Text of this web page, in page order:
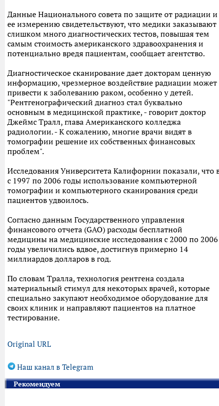
Данные Национального совета по защите от радиации и
ее измерению свидетельствуют, что медики заказывают
слишком много диагностических тестов, повышая тем
самым стоимость американского здравоохранения и
потенциально вредя пациентам, сообщает агентство.
Диагностическое сканирование дает докторам ценную
информацию, чрезмерное воздействие радиации может
привести к заболеванию раком, особенно у детей.
"Рентгенографический диагноз стал буквально
основным в медицинской практике, - говорит доктор
Джеймс Тралл, глава Американского колледжа
радиологии. - К сожалению, многие врачи видят в
томографии решение их собственных финансовых
проблем".
Исследования Университета Калифорнии показали, что
с 1997 по 2006 годы использование компьютерной
томографии и компьютерного сканирования среди
пациентов удвоилось.
Согласно данным Государственного управления
финансового отчета (GAO) расходы бесплатной
медицины на медицинские исследования с 2000 по 2006
годы увеличились вдвое, достигнув примерно 14
миллиардов долларов в год.
По словам Тралла, технология рентгена создала
материальный стимул для некоторых врачей, которые
специально закупают необходимое оборудование для
своих клиник и направляют пациентов на платное
тестирование.
Original URL
Наш канал в Telegram
Рекомендуем